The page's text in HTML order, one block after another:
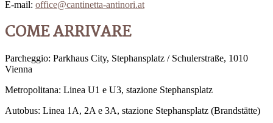
E-mail: office@cantinetta-antinori.at
COME ARRIVARE
Parcheggio: Parkhaus City, Stephansplatz / Schulerstraße, 1010
Vienna
Metropolitana: Linea U1 e U3, stazione Stephansplatz
Autobus: Linea 1A, 2A e 3A, stazione Stephansplatz (Brandstätte)